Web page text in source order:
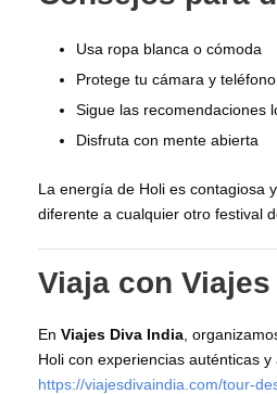
Usa ropa blanca o cómoda
Protege tu cámara y teléfono
Sigue las recomendaciones
Disfruta con mente abierta
La energía de Holi es contagiosa
diferente a cualquier otro festival
Viaja con
En Viajes Diva India ,
Holi con experiencias auténticas y
https://viajesdivaindia.com/tour-